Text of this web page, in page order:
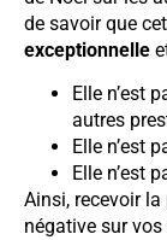
de savoir que
exceptionnelle
Elle n’est
autres
Elle n’est
Elle n’est
Ainsi, recevoir la
négative sur